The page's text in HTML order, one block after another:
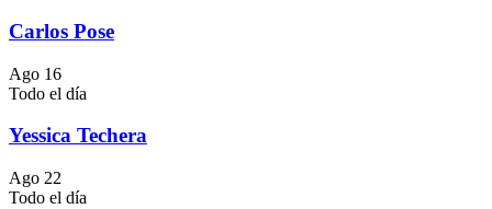
Carlos Pose
Ago 16
Todo el día
Yessica Techera
Ago 22
Todo el día